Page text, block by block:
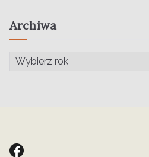
Archiwa